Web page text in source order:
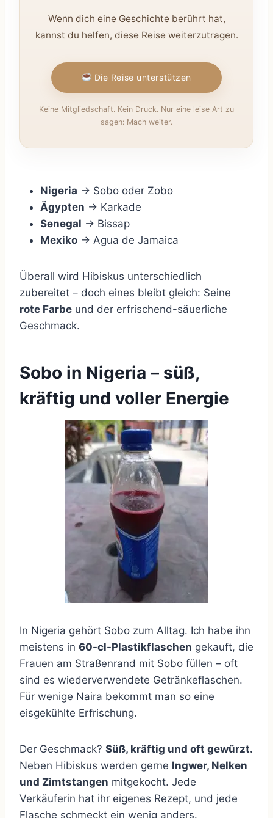
Wenn dich eine Geschichte berührt hat,
kannst du helfen, diese Reise weiterzutragen.
Die Reise unterstützen
Keine Mitgliedschaft. Kein Druck. Nur eine leise Art zu
sagen: Mach weiter.
Nigeria → Sobo oder Zobo
Ägypten → Karkade
Senegal → Bissap
Mexiko → Agua de Jamaica
Überall wird Hibiskus unterschiedlich
zubereitet – doch eines bleibt gleich: Seine
rote Farbe und der erfrischend-säuerliche
Geschmack.
Sobo in Nigeria – süß,
kräftig und voller Energie
In Nigeria gehört Sobo zum Alltag. Ich habe ihn
meistens in 60-cl-Plastikflaschen gekauft, die
Frauen am Straßenrand mit Sobo füllen – oft
sind es wiederverwendete Getränkeflaschen.
Für wenige Naira bekommt man so eine
eisgekühlte Erfrischung.
Der Geschmack? Süß, kräftig und oft gewürzt.
Neben Hibiskus werden gerne Ingwer, Nelken
und Zimtstangen mitgekocht. Jede
Verkäuferin hat ihr eigenes Rezept, und jede
Flasche schmeckt ein wenig anders.